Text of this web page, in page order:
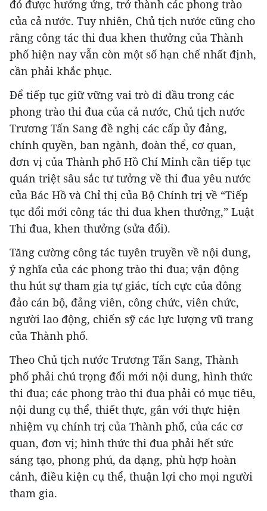
đó được hưởng ứng, trở thành các phong trào
của cả nước. Tuy nhiên, Chủ tịch nước cũng cho
rằng công tác thi đua khen thưởng của Thành
phố hiện nay vẫn còn một số hạn chế nhất định,
cần phải khắc phục.
Để tiếp tục giữ vững vai trò đi đầu trong các
phong trào thi đua của cả nước, Chủ tịch nước
Trương Tấn Sang đề nghị các cấp ủy đảng,
chính quyền, ban ngành, đoàn thể, cơ quan,
đơn vị của Thành phố Hồ Chí Minh cần tiếp tục
quán triệt sâu sắc tư tưởng về thi đua yêu nước
của Bác Hồ và Chỉ thị của Bộ Chính trị về “Tiếp
tục đổi mới công tác thi đua khen thưởng,” Luật
Thi đua, khen thưởng (sửa đổi).
Tăng cường công tác tuyên truyền về nội dung,
ý nghĩa của các phong trào thi đua; vận động
thu hút sự tham gia tự giác, tích cực của đông
đảo cán bộ, đảng viên, công chức, viên chức,
người lao động, chiến sỹ các lực lượng vũ trang
của Thành phố.
Theo Chủ tịch nước Trương Tấn Sang, Thành
phố phải chú trọng đổi mới nội dung, hình thức
thi đua; các phong trào thi đua phải có mục tiêu,
nội dung cụ thể, thiết thực, gắn với thực hiện
nhiệm vụ chính trị của Thành phố, của các cơ
quan, đơn vị; hình thức thi đua phải hết sức
sáng tạo, phong phú, đa dạng, phù hợp hoàn
cảnh, điều kiện cụ thể, thuận lợi cho mọi người
tham gia.